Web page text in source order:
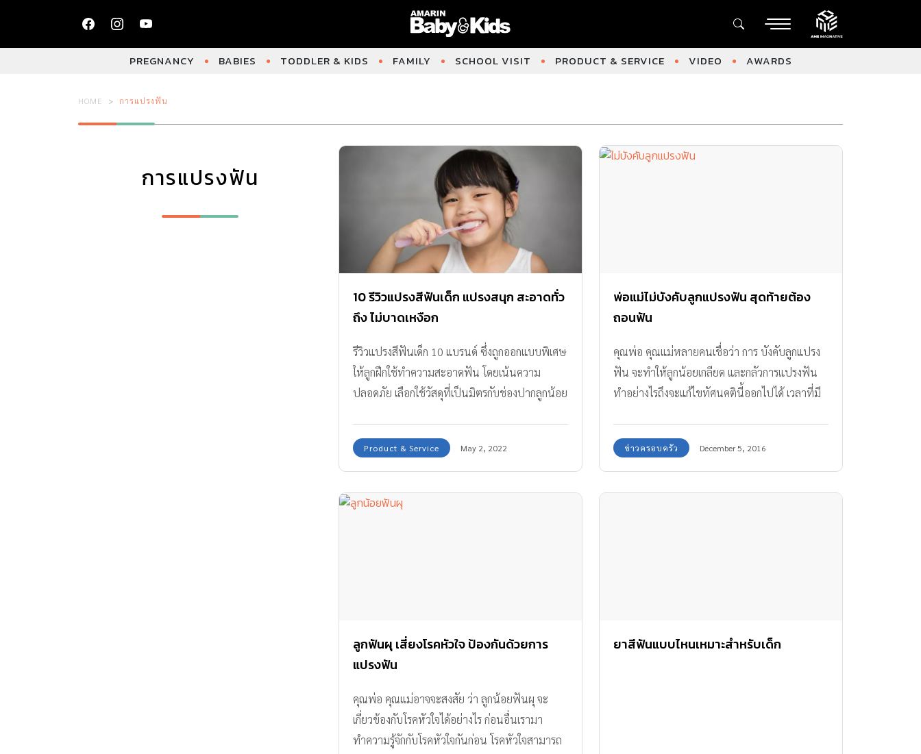
PREGNANCY BABIES TODDLER & KIDS FAMILY SCHOOL VISIT PRODUCT & SERVICE VIDEO AWARDS
HOME การแปรงฟัน
การแปรงฟัน
10 รีวิวแปรงสีฟันเด็ก แปรงสนุก สะอาดทั่ว
ถึง ไม่บาดเหงือก
รีวิวแปรงสีฟันเด็ก 10 แบรนด์ ซึ่งถูกออกแบบพิเศษ
ให้ลูกฝึกใช้ทำความสะอาดฟัน โดยเน้นความ
ปลอดภัย เลือกใช้วัสดุที่เป็นมิตรกับช่องปากลูกน้อย
Product & Service May 2, 2022
พ่อแม่ไม่บังคับลูกแปรงฟัน สุดท้ายต้อง
ถอนฟัน
คุณพ่อ คุณแม่หลายคนเชื่อว่า การ บังคับลูกแปรง
ฟัน จะทำให้ลูกน้อยเกลียด และกลัวการแปรงฟัน
ทำอย่างไรถึงจะแก้ไขทัศนคตินี้ออกไปได้ เวลาที่มี
ถูกขาหนีบเอาไว้ หลายคนรู้สึกไม่ดี
ข่าวครอบครัว December 5, 2016
ลูกฟันผุ เสี่ยงโรคหัวใจ ป้องกันด้วยการ
แปรงฟัน
คุณพ่อ คุณแม่อาจจะสงสัย ว่า ลูกน้อยฟันผุ จะ
เกี่ยวข้องกับโรคหัวใจได้อย่างไร ก่อนอื่นเรามา
ทำความรู้จักกับโรคหัวใจกันก่อน โรคหัวใจสามารถ
ยาสีฟันแบบไหนเหมาะสำหรับเด็ก